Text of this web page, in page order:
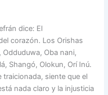
dice: El
corazón. Los Orishas
Oba nani,
Shangó, Olokun, Orí Inú.
siente que el
nada claro y la injusticia